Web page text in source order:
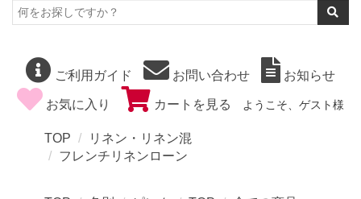
ご利用ガイド お問い合わせ お知らせ
お気に入り カートを見る ようこそ、ゲスト様
TOP
リネン・リネン混
フレンチリネンローン